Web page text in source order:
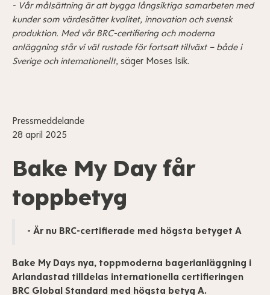
- Vår målsättning är att bygga långsiktiga samarbeten med
kunder som värdesätter kvalitet, innovation och svensk
produktion. Med vår BRC-certifiering och moderna
anläggning står vi väl rustade för fortsatt tillväxt – både i
Sverige och internationellt, säger Moses Isik.
Pressmeddelande
28 april 2025
Bake My Day får
toppbetyg
- Är nu BRC-certifierade med högsta betyget A
Bake My Days nya, toppmoderna bagerianläggning i
Arlandastad tilldelas internationella certifieringen
BRC Global Standard med högsta betyg A.